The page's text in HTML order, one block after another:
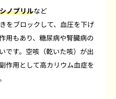
ノプリルなど
をブロックして、血圧を下げ
用もあり、糖尿病や腎臓病の
です。空咳（乾いた咳）が出
作用として高カリウム血症を